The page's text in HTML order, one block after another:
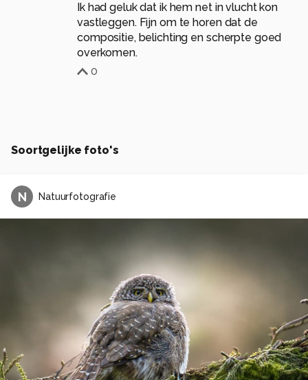
Ik had geluk dat ik hem net in vlucht kon
vastleggen. Fijn om te horen dat de
compositie, belichting en scherpte goed
overkomen.
0
Soortgelijke foto's
N Natuurfotografie